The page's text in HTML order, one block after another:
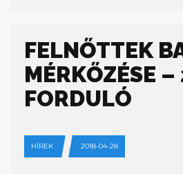
FELNŐTTEK
MÉRKŐZÉSE –
FORDULÓ
HÍREK 2018-04-28